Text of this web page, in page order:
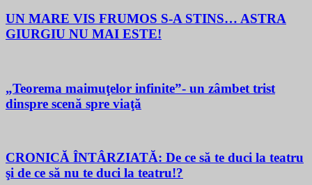
UN MARE VIS FRUMOS S-A STINS… ASTRA
GIURGIU NU MAI ESTE!
„Teorema maimuţelor infinite”- un zâmbet trist
dinspre scenă spre viaţă
CRONICĂ ÎNTÂRZIATĂ: De ce să te duci la teatru
şi de ce să nu te duci la teatru!?